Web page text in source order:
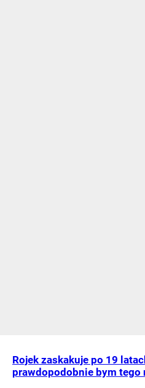
Rojek zaskakuje po 19
prawdopodobnie bym tego